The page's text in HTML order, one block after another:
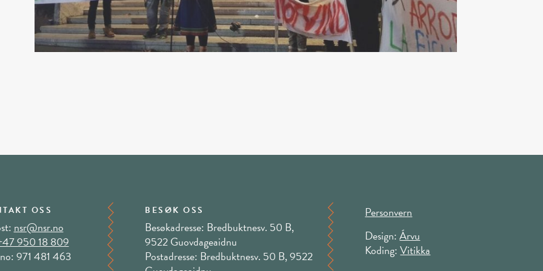
OSS
nsr@nsr.no
950 18 809
971 481 463
BESØK OSS
Besøkadresse: Bredbuktnesv. 50 B,
9522 Guovdageaidnu
Postadresse: Bredbuktnesv. 50 B, 9522
Personvern
Design:Árvu
Koding:Vitikka